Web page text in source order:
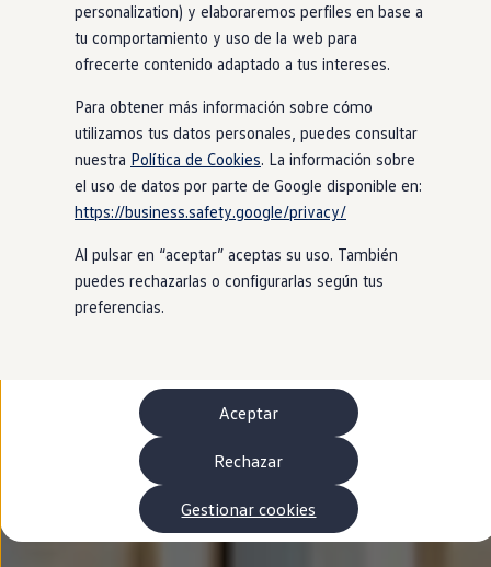
Etiquetas DGT
Simulador de autonomía, carga y ahorro
Carga y autonomía
Soluciones de carga
Tarifas de carga
Carga en casa
Modos de carga
Autonomía
Clientes y posventa
Club Volkswagen
Ofertas posventa
Beneficios Volkswagen
Asistencia en carretera
Servicios de movilidad
Garantía del fabricante
Buscar servicios para tu modelo
Volkswagen Apps, inicio de sesión y tienda
Conectar el móvil con el vehículo
Actualizaciones del software, los mapas y las
Mantenimiento y reparaciones
Revisiones e ITV
Aceite y líquidos del motor
Baterías
personalization) y elaboraremos perfiles en base a
tu comportamiento y uso de la web para
ofrecerte contenido adaptado a tus intereses.
Para obtener más información sobre cómo
utilizamos tus datos personales, puedes consultar
nuestra Política de Cookies. La información sobre
el uso de datos por parte de Google disponible en:
https://business.safety.google/privacy/
Al pulsar en “aceptar” aceptas su uso. También
puedes rechazarlas o configurarlas según tus
preferencias.
Aceptar
Rechazar
Gestionar cookies